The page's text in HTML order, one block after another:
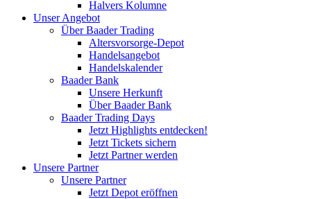
Halvers Kolumne
Unser Angebot
Über Baader Trading
Altersvorsorge-Depot
Handelsangebot
Handelskalender
Baader Bank
Unsere Herkunft
Über Baader Bank
Baader Trading Days
Jetzt Highlights entdecken!
Jetzt Tickets sichern
Jetzt Partner werden
Unsere Partner
Unsere Partner
Jetzt Depot eröffnen